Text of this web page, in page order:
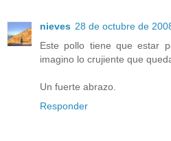
nieves 28 de octubre de
Este pollo tiene que estar
imagino lo crujiente que
Un fuerte abrazo.
Responder